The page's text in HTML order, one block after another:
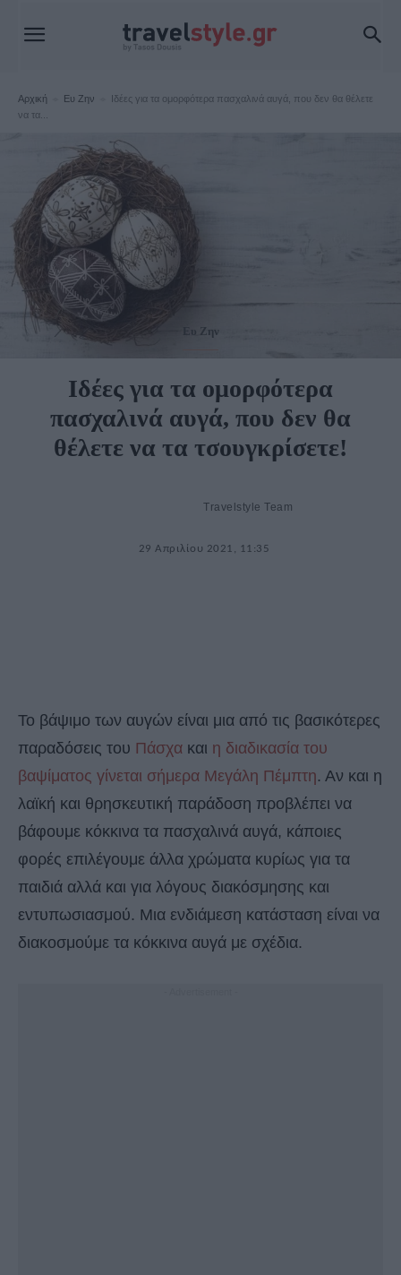
Αρχική Ευ Ζην
Ιδέες για τα ομορφότερα πασχαλινά αυγά, που δεν θα θέλετε
να τα...
Ευ Ζην
Ιδέες για τα ομορφότερα
πασχαλινά αυγά, που δεν θα
θέλετε να τα τσουγκρίσετε!
Travelstyle Team
29 Απριλίου 2021, 11:35
Το βάψιμο των αυγών είναι μια από τις βασικότερες
παραδόσεις του Πάσχα και η διαδικασία του
βαψίματος γίνεται σήμερα Μεγάλη Πέμπτη. Αν και η
λαϊκή και θρησκευτική παράδοση προβλέπει να
βάφουμε κόκκινα τα πασχαλινά αυγά, κάποιες
φορές επιλέγουμε άλλα χρώματα κυρίως για τα
παιδιά αλλά και για λόγους διακόσμησης και
εντυπωσιασμού. Μια ενδιάμεση κατάσταση είναι να
διακοσμούμε τα κόκκινα αυγά με σχέδια.